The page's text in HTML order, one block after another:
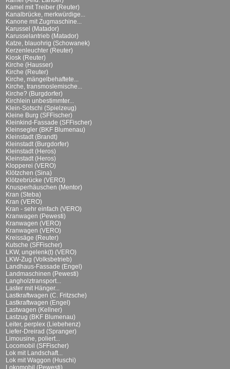
Kamel mit Treiber (Reuter)
Kanalbrücke, merkwürdige...
Kanone mit Zugmaschine...
Karussel (Matador)
Karusselantrieb (Matador)
Katze, blauohrig (Schowanek)
Kerzenleuchter (Reuter)
Kiosk (Reuter)
Kirche (Hausser)
Kirche (Reuter)
Kirche, mängelbehaftete...
Kirche, transmoslemische...
Kirche? (Burgdorfer)
Kirchlein unbestimmter...
Klein-Sotschi (Spielzeug)
Kleine Burg (SFFischer)
Kleinkind-Fassade (SFFischer)
Kleinsegler (BKF Blumenau)
Kleinstadt (Brandt)
Kleinstadt (Burgdorfer)
Kleinstadt (Heros)
Kleinstadt (Heros)
Klopperei (VERO)
Klötzchen (Sina)
Klötzebrücke (VERO)
Knusperhäuschen (Mentor)
Kran (Steba)
Kran (VERO)
Kran - sehr einfach (VERO)
Kranwagen (Pewesti)
Kranwagen (VERO)
Kranwagen (VERO)
Kreissäge (Reuter)
Kutsche (SFFischer)
LKW, ungelenk(t) (VERO)
LKW-Zug (Volksbetrieb)
Landhaus-Fassade (Engel)
Landmaschinen (Pewesti)
Langholztransport...
Laster mit Hänger...
Lastkraftwagen (C. Fritzsche)
Lastkraftwagen (Engel)
Lastwagen (Kellner)
Lastzug (BKF Blumenau)
Leiter, perplex (Liebehenz)
Liefer-Dreirad (Spranger)
Limousine, poliert...
Locomobil (SFFischer)
Lok mit Landschaft...
Lok mit Waggon (Huschi)
Lokomobil (Pewesti)